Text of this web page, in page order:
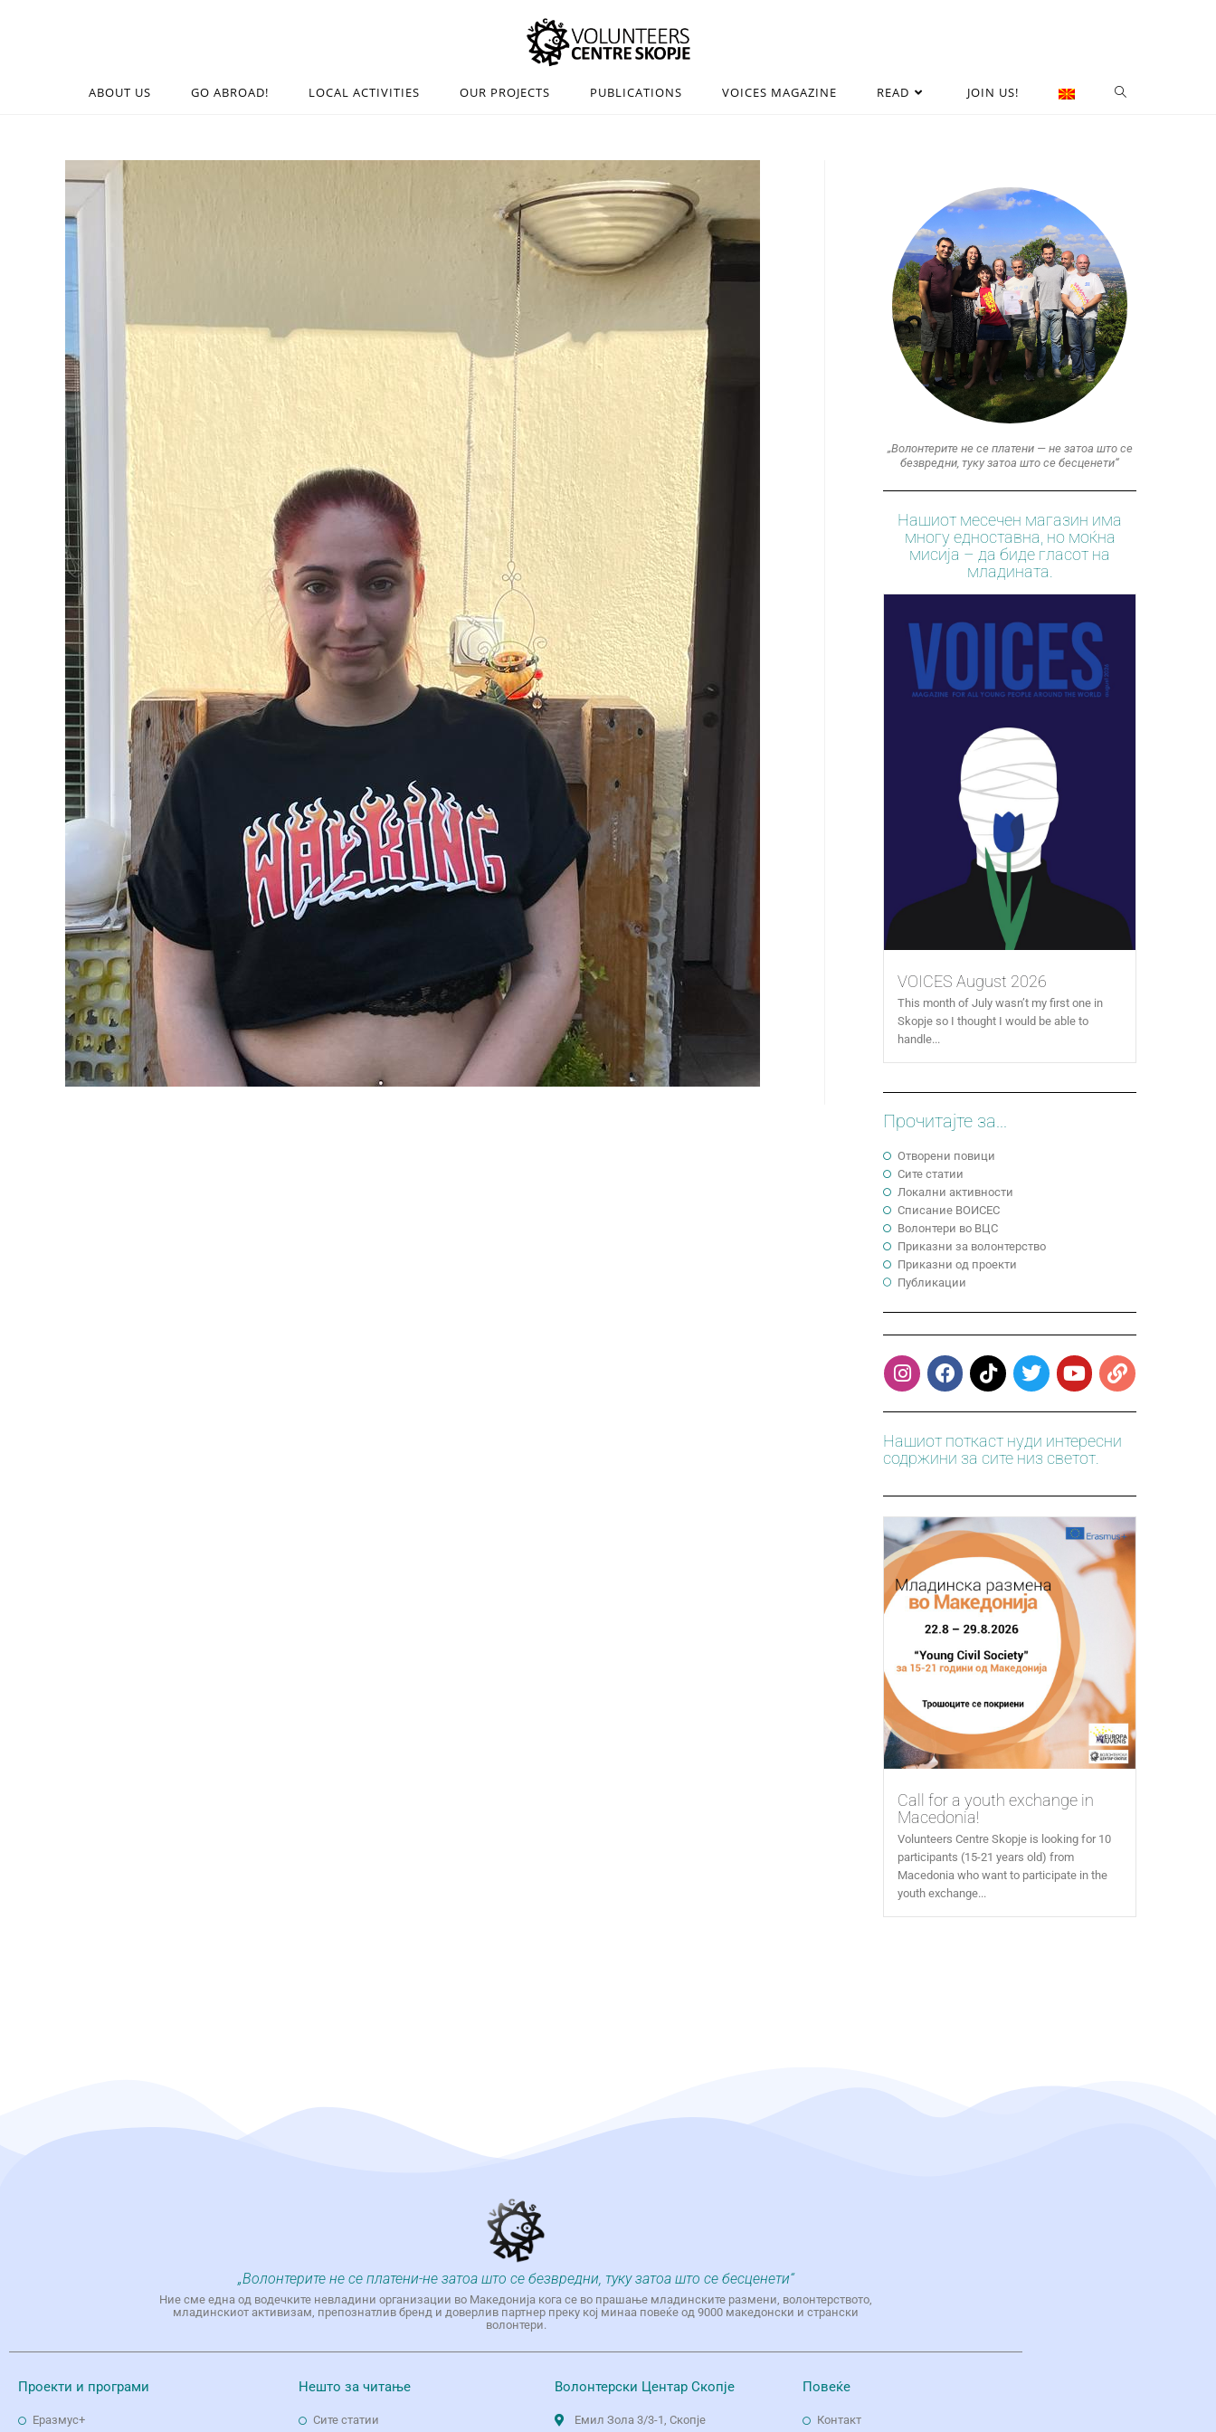
ABOUT US GO ABROAD! LOCAL ACTIVITIES OUR PROJECTS PUBLICATIONS VOICES MAGAZINE READ JOIN US!
„Волонтерите не се платени — не затоа што се
безвредни, туку затоа што се бесценети“
Нашиот месечен магазин има
многу едноставна, но моќна
мисија – да биде гласот на
младината.
VOICES August 2026
This month of July wasn’t my first one in
Skopje so I thought I would be able to
handle...
Прочитајте за...
Отворени повици
Сите статии
Локални активности
Cписание ВОИСЕС
Волонтери во ВЦС
Приказни за волонтерство
Приказни од проекти
Публикации
Нашиот поткаст нуди интересни
содржини за сите низ светот.
Call for a youth exchange in
Macedonia!
Volunteers Centre Skopje is looking for 10
participants (15-21 years old) from
Macedonia who want to participate in the
youth exchange...
„Волонтерите не се платени-не затоа што се безвредни, туку затоа што се бесценети“
Ние сме една од водечките невладини организации во Македонија кога се во прашање младинските размени, волонтерството,
младинскиот активизам, препознатлив бренд и доверлив партнер преку кој минаа повеќе од 9000 македонски и странски
волонтери.
Проекти и програми
Еразмус+
Нешто за читање
Сите статии
Волонтерски Центар Скопје
Емил Зола 3/3-1, Скопје
Повеќе
Контакт